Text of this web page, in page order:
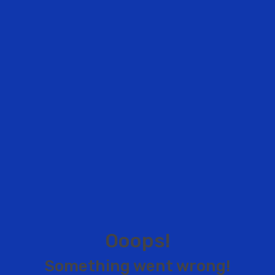
Ooops!
Something went wrong!